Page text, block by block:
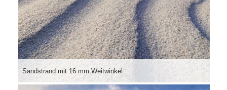
Sandstrand mit 16 mm Weitwinkel